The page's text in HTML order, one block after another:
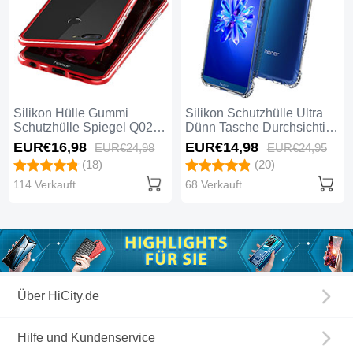
Silikon Hülle Gummi
Schutzhülle Spiegel Q02
für Huawei Honor 9 Lite
Rot
EUR€16,98 EUR€24,98
(18)
114 Verkauft
Silikon Schutzhülle Ultra
Dünn Tasche Durchsichtig
Transparent T05 für
Huawei Honor 9 Lite Klar
EUR€14,98 EUR€24,95
(20)
68 Verkauft
Über HiCity.de
Hilfe und Kundenservice